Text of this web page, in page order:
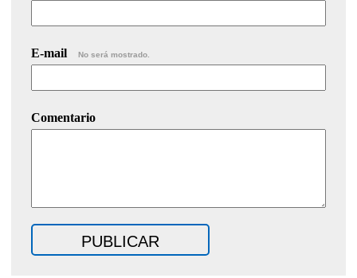
E-mail No será mostrado.
Comentario